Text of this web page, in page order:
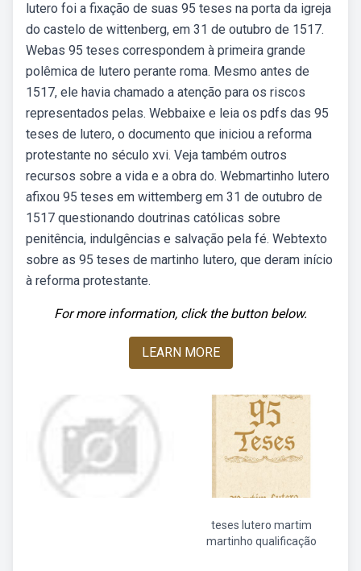
lutero foi a fixação de suas 95 teses na porta da igreja
do castelo de wittenberg, em 31 de outubro de 1517.
Webas 95 teses correspondem à primeira grande
polêmica de lutero perante roma. Mesmo antes de
1517, ele havia chamado a atenção para os riscos
representados pelas. Webbaixe e leia os pdfs das 95
teses de lutero, o documento que iniciou a reforma
protestante no século xvi. Veja também outros
recursos sobre a vida e a obra do. Webmartinho lutero
afixou 95 teses em wittemberg em 31 de outubro de
1517 questionando doutrinas católicas sobre
penitência, indulgências e salvação pela fé. Webtexto
sobre as 95 teses de martinho lutero, que deram início
à reforma protestante.
For more information, click the button below.
LEARN MORE
teses lutero martim
martinho qualificação